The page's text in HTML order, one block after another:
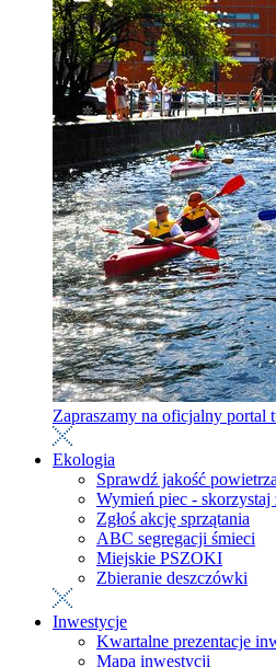
Zapraszamy na oficjalny portal
Ekologia
Sprawdź jakość powietrza
Wymień piec - skorzystaj
Zgłoś akcję sprzątania
ABC segregacji śmieci
Miejskie PSZOKI
Zbieranie deszczówki
Inwestycje
Kwartalne prezentacje
Mapa inwestycji